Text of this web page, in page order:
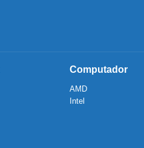
Computador
AMD
Intel